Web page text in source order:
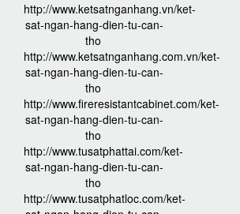
http://www.ketsatnganhang.vn/ket-
sat-ngan-hang-dien-tu-can-
tho
http://www.ketsatnganhang.com.vn/ket-
sat-ngan-hang-dien-tu-can-
tho
http://www.fireresistantcabinet.com/ket-
sat-ngan-hang-dien-tu-can-
tho
http://www.tusatphattai.com/ket-
sat-ngan-hang-dien-tu-can-
tho
http://www.tusatphatloc.com/ket-